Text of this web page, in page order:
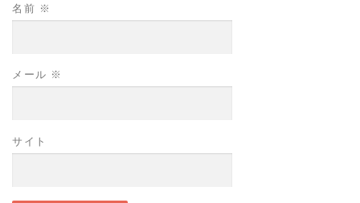
名前 ※
メール ※
サイト